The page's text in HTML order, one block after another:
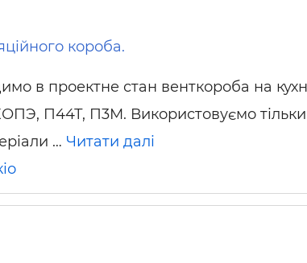
короба.
в проектне стан венткороба на
П44Т, П3М. Використовуємо тільки
… Читати далі